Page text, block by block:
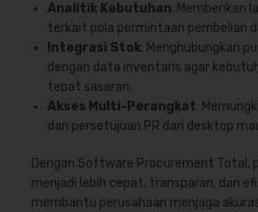
Analitik Kebutuhan: Memberikan
terkait pola permintaan pembelian
Integrasi Stok: Menghubungkan
dengan data inventaris agar
tepat sasaran.
Akses Multi-Perangkat:
dan persetujuan PR dari desktop
Dengan Software Procurement Total,
menjadi lebih cepat, transparan, dan
membantu perusahaan menjaga